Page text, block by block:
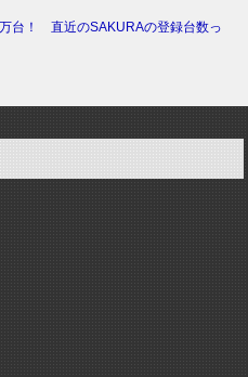
台！ 直近のSAKURAの登録台数っ